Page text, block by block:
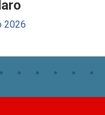
2026